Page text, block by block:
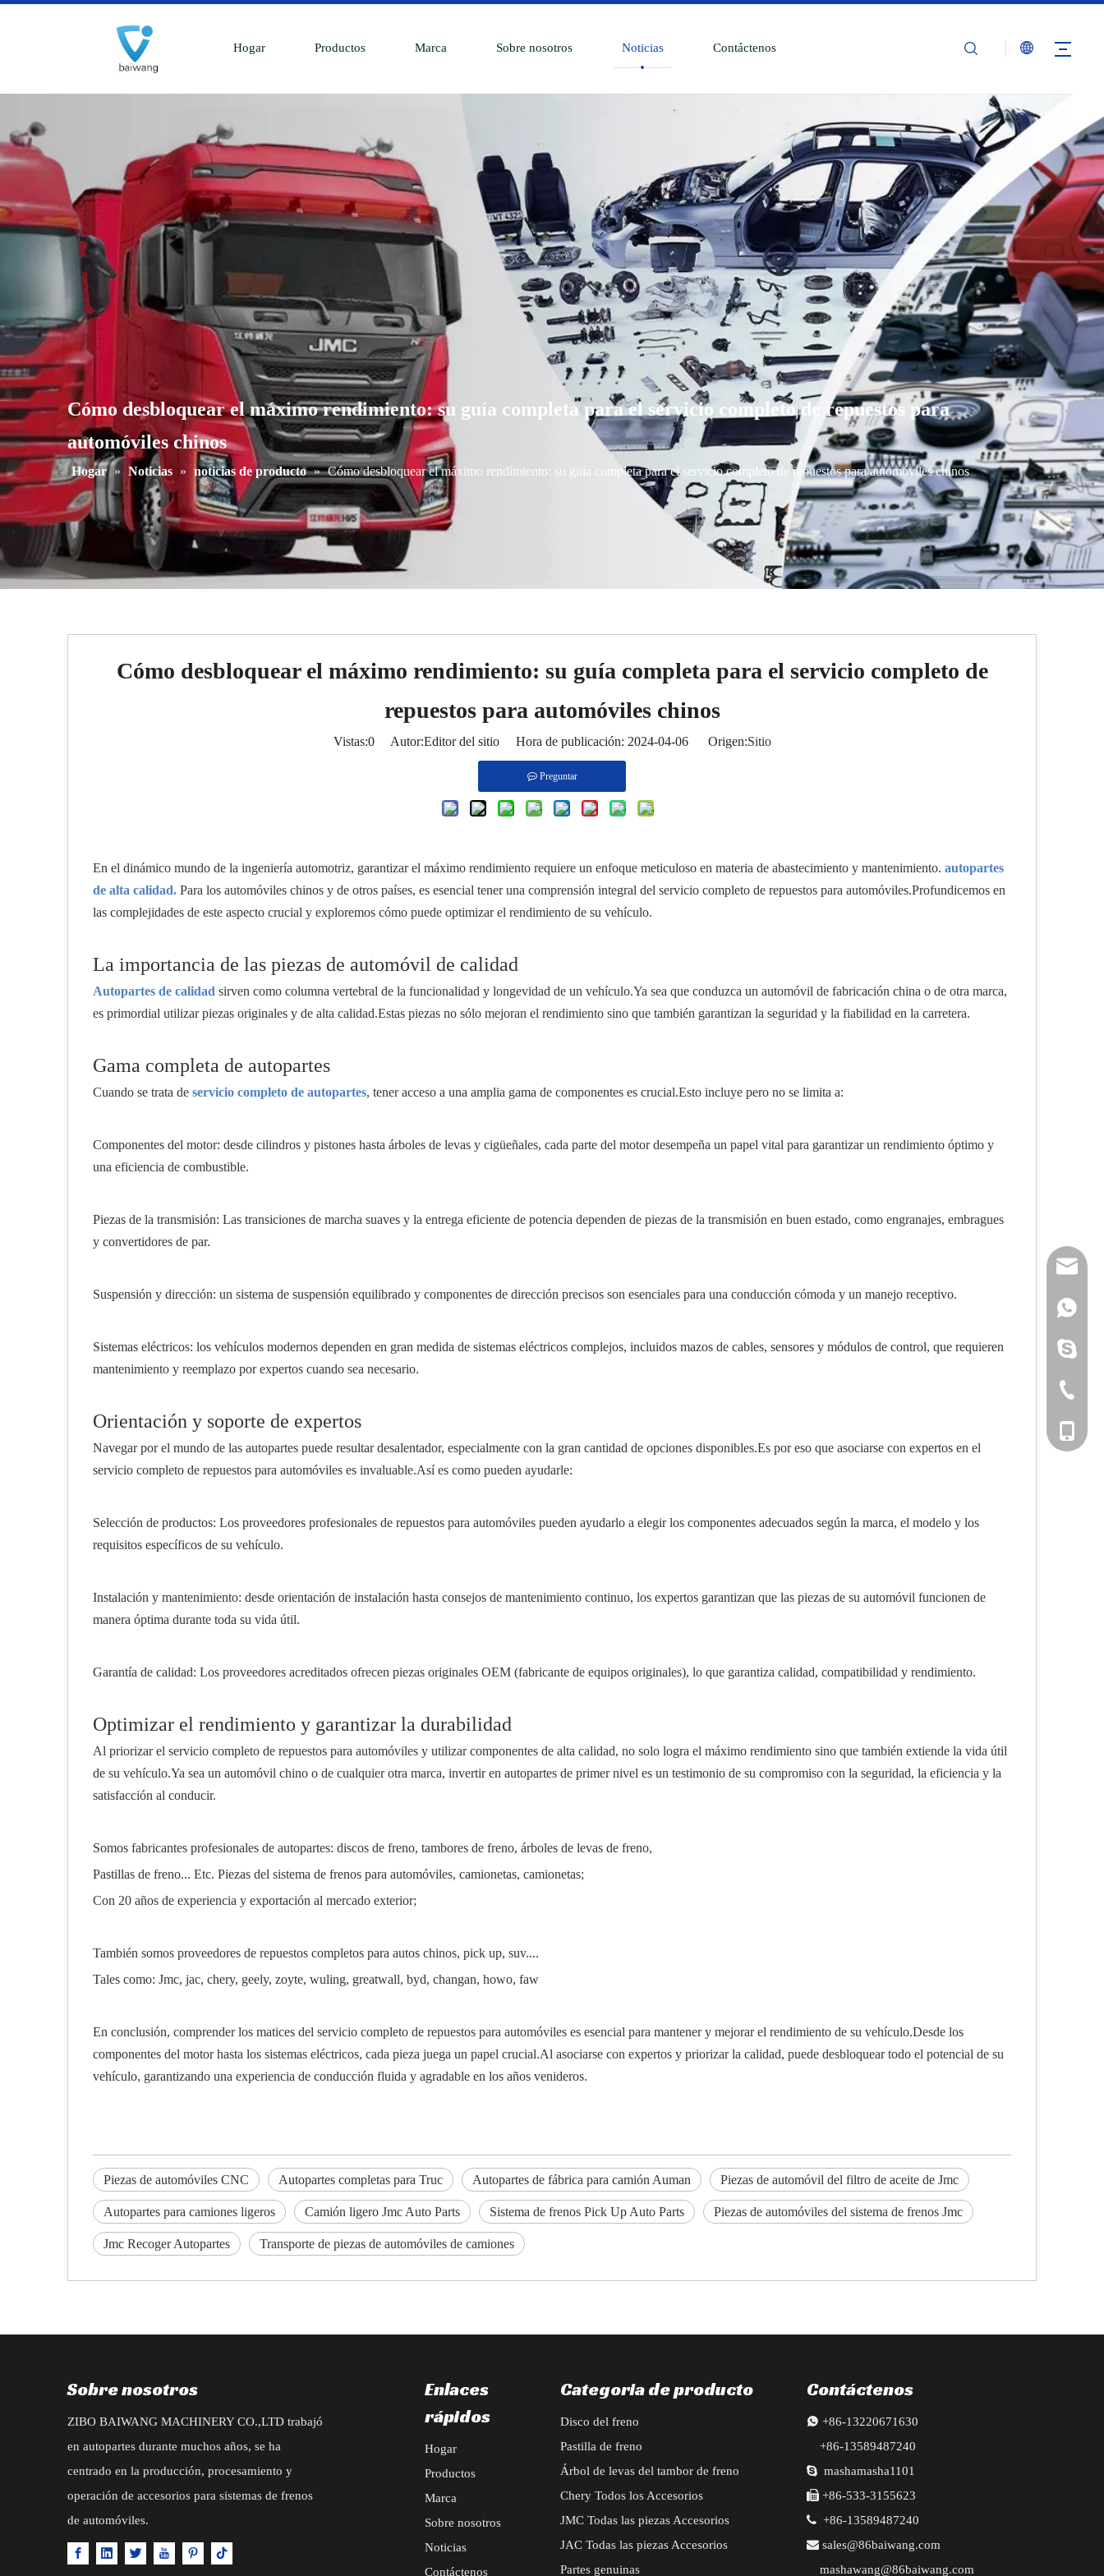
Hogar Productos Marca Sobre nosotros Noticias Contáctenos
Cómo desbloquear el máximo rendimiento: su guía completa para el servicio completo de repuestos para
automóviles chinos
Hogar » Noticias » noticias de producto » Cómo desbloquear el máximo rendimiento: su guía completa para el servicio completo de repuestos para automóviles chinos
Cómo desbloquear el máximo rendimiento: su guía completa para el servicio completo de
repuestos para automóviles chinos
Vistas:0Autor:Editor del sitio Hora de publicación: 2024-04-06 Origen:Sitio
Preguntar
En el dinámico mundo de la ingeniería automotriz, garantizar el máximo rendimiento requiere un enfoque meticuloso en materia de abastecimiento y mantenimiento. autopartes
de alta calidad. Para los automóviles chinos y de otros países, es esencial tener una comprensión integral del servicio completo de repuestos para automóviles.Profundicemos en
las complejidades de este aspecto crucial y exploremos cómo puede optimizar el rendimiento de su vehículo.
La importancia de las piezas de automóvil de calidad
Autopartes de calidad sirven como columna vertebral de la funcionalidad y longevidad de un vehículo.Ya sea que conduzca un automóvil de fabricación china o de otra marca,
es primordial utilizar piezas originales y de alta calidad.Estas piezas no sólo mejoran el rendimiento sino que también garantizan la seguridad y la fiabilidad en la carretera.
Gama completa de autopartes
Cuando se trata de servicio completo de autopartes, tener acceso a una amplia gama de componentes es crucial.Esto incluye pero no se limita a:
Componentes del motor: desde cilindros y pistones hasta árboles de levas y cigüeñales, cada parte del motor desempeña un papel vital para garantizar un rendimiento óptimo y
una eficiencia de combustible.
Piezas de la transmisión: Las transiciones de marcha suaves y la entrega eficiente de potencia dependen de piezas de la transmisión en buen estado, como engranajes, embragues
y convertidores de par.
Suspensión y dirección: un sistema de suspensión equilibrado y componentes de dirección precisos son esenciales para una conducción cómoda y un manejo receptivo.
Sistemas eléctricos: los vehículos modernos dependen en gran medida de sistemas eléctricos complejos, incluidos mazos de cables, sensores y módulos de control, que requieren
mantenimiento y reemplazo por expertos cuando sea necesario.
Orientación y soporte de expertos
Navegar por el mundo de las autopartes puede resultar desalentador, especialmente con la gran cantidad de opciones disponibles.Es por eso que asociarse con expertos en el
servicio completo de repuestos para automóviles es invaluable.Así es como pueden ayudarle:
Selección de productos: Los proveedores profesionales de repuestos para automóviles pueden ayudarlo a elegir los componentes adecuados según la marca, el modelo y los
requisitos específicos de su vehículo.
Instalación y mantenimiento: desde orientación de instalación hasta consejos de mantenimiento continuo, los expertos garantizan que las piezas de su automóvil funcionen de
manera óptima durante toda su vida útil.
Garantía de calidad: Los proveedores acreditados ofrecen piezas originales OEM (fabricante de equipos originales), lo que garantiza calidad, compatibilidad y rendimiento.
Optimizar el rendimiento y garantizar la durabilidad
Al priorizar el servicio completo de repuestos para automóviles y utilizar componentes de alta calidad, no solo logra el máximo rendimiento sino que también extiende la vida útil
de su vehículo.Ya sea un automóvil chino o de cualquier otra marca, invertir en autopartes de primer nivel es un testimonio de su compromiso con la seguridad, la eficiencia y la
satisfacción al conducir.
Somos fabricantes profesionales de autopartes: discos de freno, tambores de freno, árboles de levas de freno,
Pastillas de freno... Etc. Piezas del sistema de frenos para automóviles, camionetas, camionetas;
Con 20 años de experiencia y exportación al mercado exterior;
También somos proveedores de repuestos completos para autos chinos, pick up, suv....
Tales como: Jmc, jac, chery, geely, zoyte, wuling, greatwall, byd, changan, howo, faw
En conclusión, comprender los matices del servicio completo de repuestos para automóviles es esencial para mantener y mejorar el rendimiento de su vehículo.Desde los
componentes del motor hasta los sistemas eléctricos, cada pieza juega un papel crucial.Al asociarse con expertos y priorizar la calidad, puede desbloquear todo el potencial de su
vehículo, garantizando una experiencia de conducción fluida y agradable en los años venideros.
Piezas de automóviles CNC Autopartes completas para Truc Autopartes de fábrica para camión Auman Piezas de automóvil del filtro de aceite de Jmc
Autopartes para camiones ligeros Camión ligero Jmc Auto Parts Sistema de frenos Pick Up Auto Parts Piezas de automóviles del sistema de frenos Jmc
Jmc Recoger Autopartes Transporte de piezas de automóviles de camiones
Sobre nosotros
ZIBO BAIWANG MACHINERY CO.,LTD trabajó
en autopartes durante muchos años, se ha
centrado en la producción, procesamiento y
operación de accesorios para sistemas de frenos
de automóviles.
Enlaces
rápidos
Hogar
Productos
Marca
Sobre nosotros
Noticias
Contáctenos
Categoria de producto
Disco del freno
Pastilla de freno
Árbol de levas del tambor de freno
Chery Todos los Accesorios
JMC Todas las piezas Accesorios
JAC Todas las piezas Accesorios
Partes genuinas
+86-
Contáctenos
 +86-13220671630
+86-13589487240
 mashamasha1101
 +86-533-3155623
 +86-13589487240
 sales@86baiwang.com
mashawang@86baiwang.com